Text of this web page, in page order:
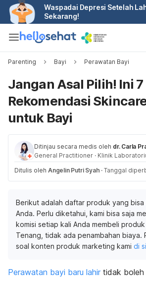
Waspadai Depresi Setelah
Sekarang!
Parenting Bayi Perawatan Bayi
Jangan Asal Pilih! Ini 7
Rekomendasi
untuk Bayi
Ditinjau secara medis oleh dr. Carla
General Practitioner · Klinik
Ditulis oleh Angelin Putri Syah · Tanggal
Berikut adalah daftar produk yang
Anda. Perlu diketahui, kami bisa saja
komisi setiap kali Anda membeli
Tenang, tidak ada penambahan biaya.
soal konten produk marketing kami di
Perawatan bayi baru lahir tidak boleh